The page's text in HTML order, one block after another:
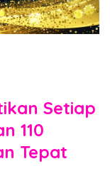
Setiap
110
Tepat